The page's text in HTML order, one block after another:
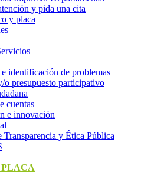
y pida una cita
y placa
identificación de problemas
o presupuesto participativo​
cuentas
e innovación
Transparencia y Ética Pública
PLACA